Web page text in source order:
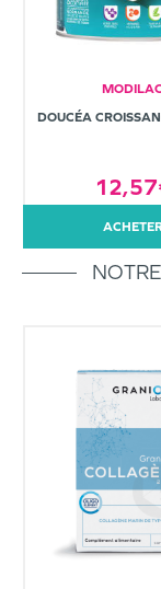
MODILAC
DOUCÉA